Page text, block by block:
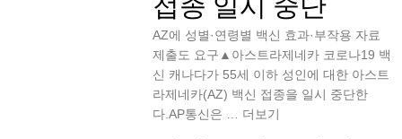
AZ에 성별·연령별 백신 효과·부작용 자료
제출도 요구▲아스트라제네카 코로나19 백
신 캐나다가 55세 이하 성인에 대한 아스트
라제네카(AZ) 백신 접종을 일시 중단한
다.AP통신은 … 더보기